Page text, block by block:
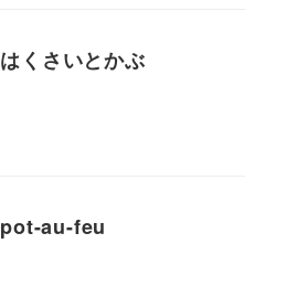
はくさいとかぶ
pot-au-feu